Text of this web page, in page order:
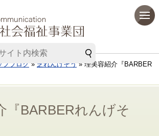
フブログ » 芝れんげそう » 理美容紹介『BARBER
『BARBERれんげそ